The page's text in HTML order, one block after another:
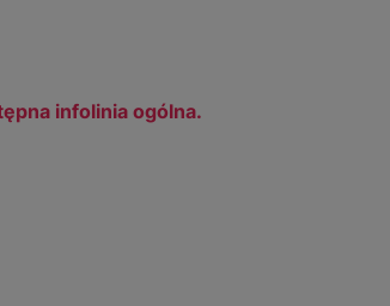
infolinia ogólna.